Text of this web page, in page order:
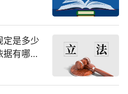
定是多少
据有哪